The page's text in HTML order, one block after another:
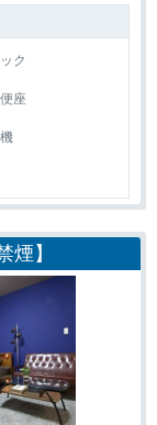
ク
座
】